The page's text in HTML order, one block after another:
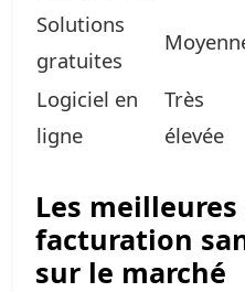
Solutions
gratuites
Logiciel en
ligne
Très
élevée
Les
facturation
sur le marché